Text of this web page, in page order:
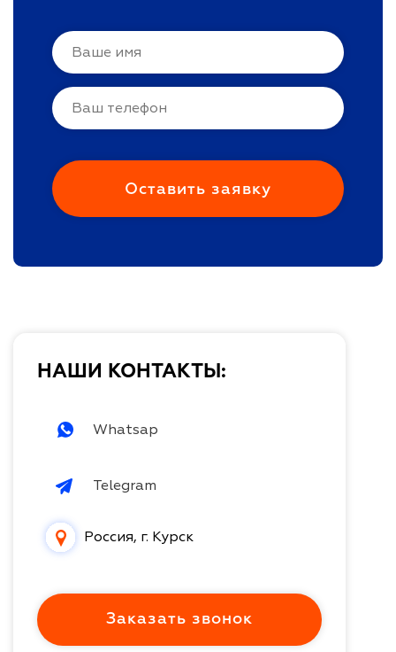
НАШИ КОНТАКТЫ:
Whatsap
Telegram
Россия, г. Курск
Заказать звонок